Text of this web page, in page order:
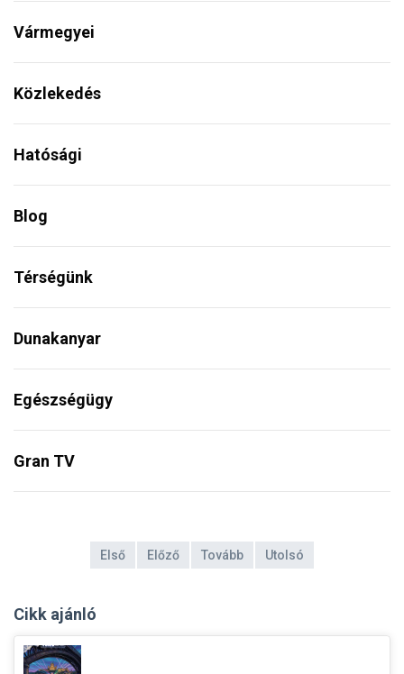
Vármegyei
Közlekedés
Hatósági
Blog
Térségünk
Dunakanyar
Egészségügy
Gran TV
Első Előző Tovább Utolsó
Cikk ajánló